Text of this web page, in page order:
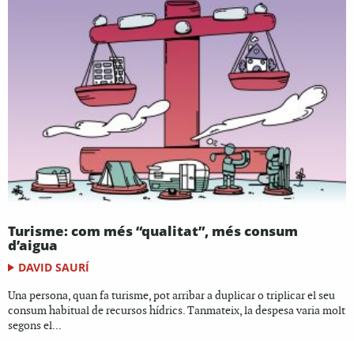
Turisme: com més “qualitat”, més consum
d’aigua
DAVID SAURÍ
Una persona, quan fa turisme, pot arribar a duplicar o triplicar el seu
consum habitual de recursos hídrics. Tanmateix, la despesa varia molt
segons el...